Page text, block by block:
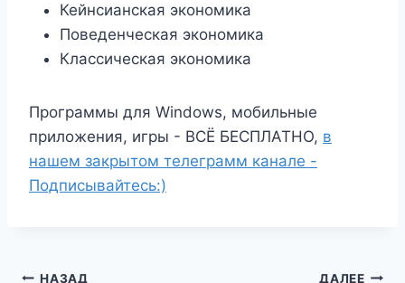
Кейнсианская экономика
Поведенческая экономика
Классическая экономика
Программы для Windows, мобильные
приложения, игры - ВСЁ БЕСПЛАТНО, в
нашем закрытом телеграмм канале -
Подписывайтесь:)
НАЗАД ДАЛЕЕ